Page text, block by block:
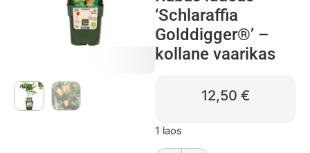
‘Schlaraffia
Golddigger®’ –
kollane vaarikas
12,50 €
1 laos